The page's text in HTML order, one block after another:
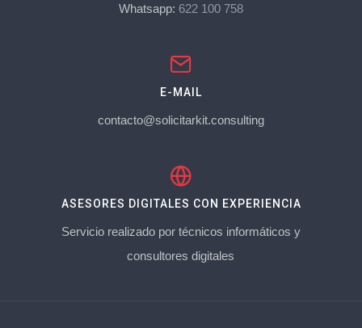
Whatsapp: 622 100 758
E-MAIL
contacto@solicitarkit.consulting
ASESORES DIGITALES CON EXPERIENCIA
Servicio realizado por técnicos informáticos y
consultores digitales